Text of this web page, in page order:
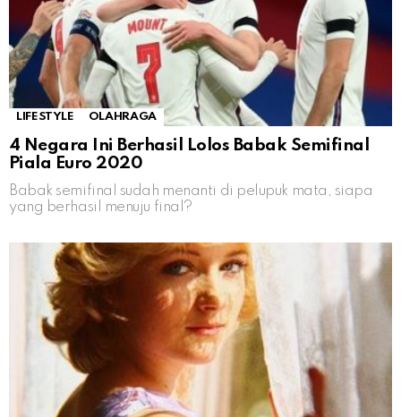
LIFESTYLE OLAHRAGA
4 Negara Ini Berhasil Lolos Babak Semifinal
Piala Euro 2020
Babak semifinal sudah menanti di pelupuk mata, siapa
yang berhasil menuju final?